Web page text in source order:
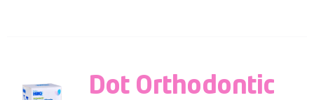
Dot Orthodontic